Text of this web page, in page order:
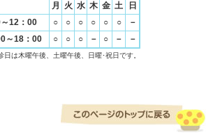
月 火 水 木 金 土
日
12：00
○ ○ ○ ○ ○ ○
－
～18：00
○ ○ ○ － ○ － －
日は木曜午後、土曜午後、日曜･祝日です。